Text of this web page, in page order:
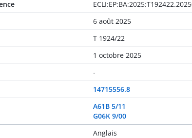
6 août 2025
T 1924/22
1 octobre 2025
-
14715556.8
A61B 5/11
G06K 9/00
Anglais